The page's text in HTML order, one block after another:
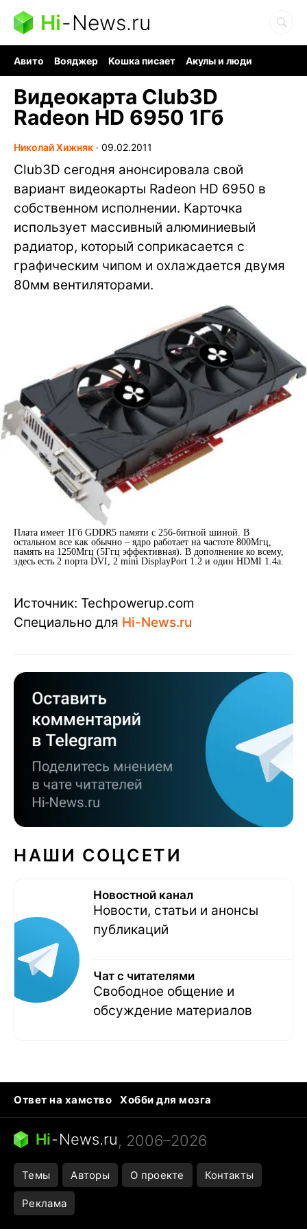
Hi-News.ru
Авито Вояджер Кошка писает
Акулы и люди
Видеокарта Club3D
Radeon HD 6950 1Гб
Николай Хижняк ∙ 09.02.2011
Club3D сегодня анонсировала свой
вариант видеокарты Radeon HD 6950 в
собственном исполнении. Карточка
использует массивный алюминиевый
радиатор, который соприкасается с
графическим чипом и охлаждается двумя
80мм вентиляторами.
Плата имеет 1Гб GDDR5 памяти с 256-битной шиной. В
остальном все как обычно – ядро работает на частоте 800Мгц,
память на 1250Мгц (5Ггц эффективная). В дополнение ко всему,
здесь есть 2 порта DVI, 2 mini DisplayPort 1.2 и один HDMI 1.4а.
Источник: Techpowerup.com
Специально для Hi-News.ru
НАШИ СОЦСЕТИ
Новостной канал
Новости, статьи и анонсы
публикаций
Чат с читателями
Свободное общение и
обсуждение материалов
Ответ на хамство
Хобби для мозга
Бензин 100 и 95
Тунцы в океанариуме
Следующая пандемия
Hi-News.ru, 2006–2026
Темы Авторы О проекте Контакты
Реклама